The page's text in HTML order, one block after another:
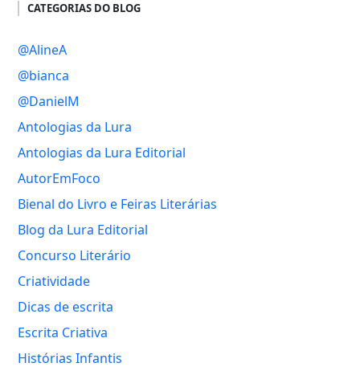
CATEGORIAS DO BLOG
@AlineA
@bianca
@DanielM
Antologias da Lura
Antologias da Lura Editorial
AutorEmFoco
Bienal do Livro e Feiras Literárias
Blog da Lura Editorial
Concurso Literário
Criatividade
Dicas de escrita
Escrita Criativa
Histórias Infantis